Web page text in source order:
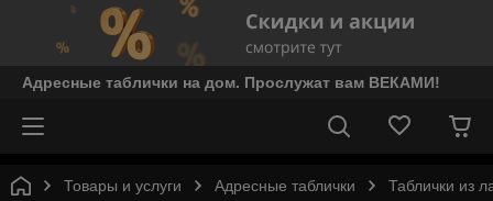
Адресные таблички на дом. Прослужат вам ВЕКАМИ!
Товары и услуги Адресные таблички Таблички из